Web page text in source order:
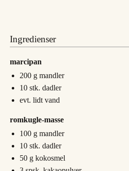
Ingredienser
marcipan
200 g mandler
10 stk. dadler
evt. lidt vand
romkugle-masse
100 g mandler
10 stk. dadler
50 g kokosmel